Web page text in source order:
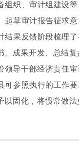
织、审计组建设
草审计报告征求
果反馈阶段梳理
成果开发、总结复
领导干部经济责任
参照执行的工作
固化，将惯常做